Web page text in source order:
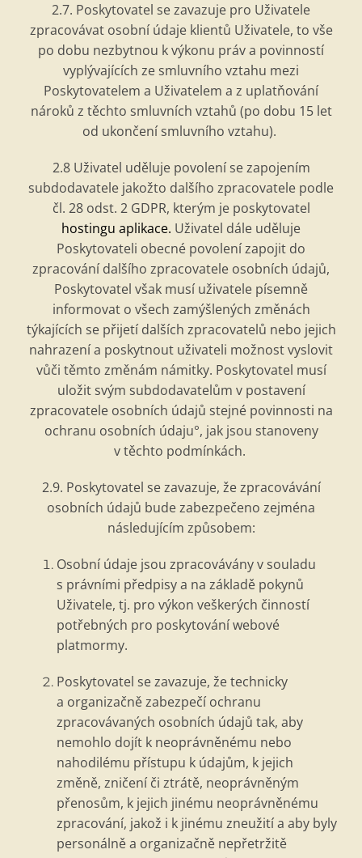
2.7. Poskytovatel se zavazuje pro Uživatele
zpracovávat osobní údaje klientů Uživatele, to vše
po dobu nezbytnou k výkonu práv a povinností
vyplývajících ze smluvního vztahu mezi
Poskytovatelem a Uživatelem a z uplatňování
nároků z těchto smluvních vztahů (po dobu 15 let
od ukončení smluvního vztahu).
2.8 Uživatel uděluje povolení se zapojením
subdodavatele jakožto dalšího zpracovatele podle
čl. 28 odst. 2 GDPR, kterým je poskytovatel
hostingu aplikace. Uživatel dále uděluje
Poskytovateli obecné povolení zapojit do
zpracování dalšího zpracovatele osobních údajů,
Poskytovatel však musí uživatele písemně
informovat o všech zamýšlených změnách
týkajících se přijetí dalších zpracovatelů nebo jejich
nahrazení a poskytnout uživateli možnost vyslovit
vůči těmto změnám námitky. Poskytovatel musí
uložit svým subdodavatelům v postavení
zpracovatele osobních údajů stejné povinnosti na
ochranu osobních údaju°, jak jsou stanoveny
v těchto podmínkách.
2.9. Poskytovatel se zavazuje, že zpracovávání
osobních údajů bude zabezpečeno zejména
následujícím způsobem:
Osobní údaje jsou zpracovávány v souladu
s právními předpisy a na základě pokynů
Uživatele, tj. pro výkon veškerých činností
potřebných pro poskytování webové
platmormy.
Poskytovatel se zavazuje, že technicky
a organizačně zabezpečí ochranu
zpracovávaných osobních údajů tak, aby
nemohlo dojít k neoprávněnému nebo
nahodilému přístupu k údajům, k jejich
změně, zničení či ztrátě, neoprávněným
přenosům, k jejich jinému neoprávněnému
zpracování, jakož i k jinému zneužití a aby byly
personálněa organizačně nepřetržitě